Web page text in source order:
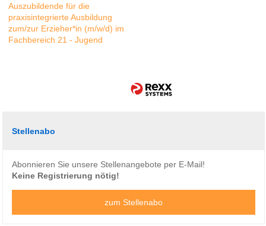
Auszubildende für die
praxisintegrierte Ausbildung
zum/zur Erzieher*in (m/w/d) im
Fachbereich 21 - Jugend
Stellenabo
Abonnieren Sie unsere Stellenangebote per E-Mail!
Keine Registrierung nötig!
zum Stellenabo